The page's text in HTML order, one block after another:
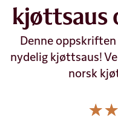
kjøttsaus
Denne oppskriften
nydelig kjøttsaus!
norsk